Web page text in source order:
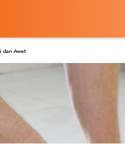
dan Awet